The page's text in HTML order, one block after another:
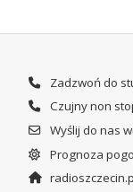
Zadzwoń do
Czujny non
Wyślij do nas
Prognoza